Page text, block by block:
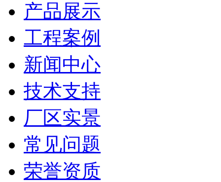
产品展示
工程案例
新闻中心
技术支持
厂区实景
常见问题
荣誉资质